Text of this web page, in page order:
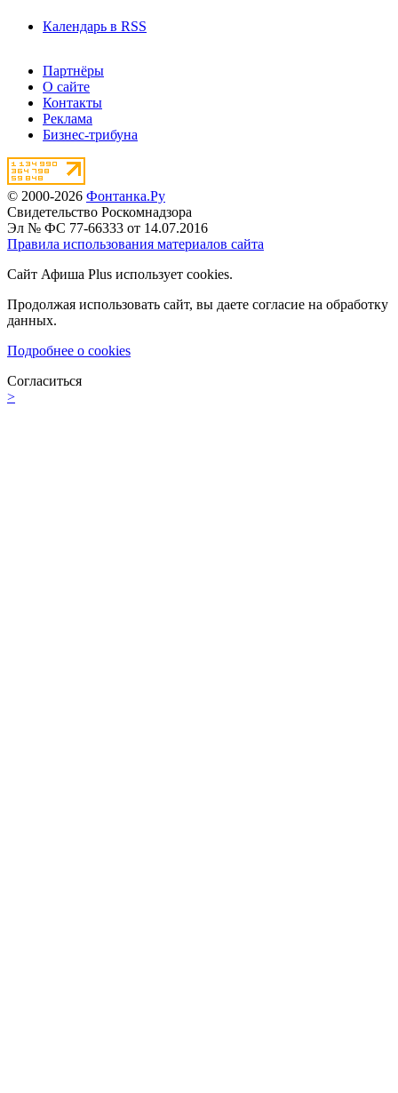
Календарь в RSS
Партнёры
О сайте
Контакты
Реклама
Бизнес-трибуна
© 2000-2026 Фонтанка.Ру
Свидетельство Роскомнадзора
Эл № ФС 77-66333 от 14.07.2016
Правила использования материалов сайта
Сайт Афиша Plus использует cookies.
Продолжая использовать сайт, вы даете согласие на обработку
данных.
Подробнее о cookies
Согласиться
>